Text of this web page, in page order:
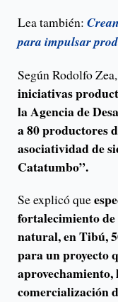
Lea también:
para impulsar
Según Rodolfo
iniciativas
la Agencia de
a 80 productores
asociatividad de
Catatumbo”.
Se explicó que
fortalecimiento
natural, en Tibú,
para un proyecto
comercialización